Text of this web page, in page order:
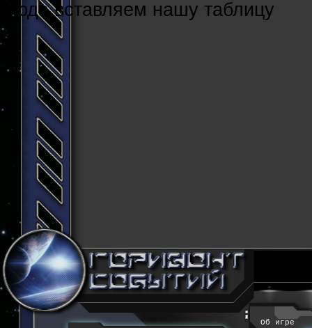
Cюда вставляем нашу таблицу
Об игре